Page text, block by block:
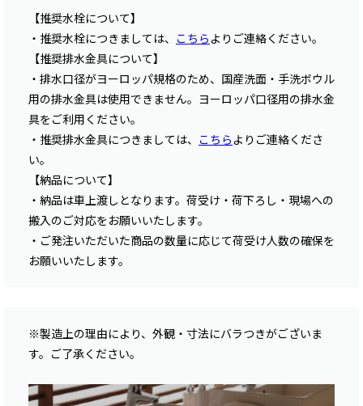
【推奨水栓について】
・推奨水栓につきましては、 こちら よりご連絡ください。
【推奨排水金具について】
・排水口径がヨーロッパ規格のため、国産洗面・手洗ボウル
用の排水金具は使用できません。ヨーロッパ口径用の排水金
具をご利用ください。
・推奨排水金具につきましては、 こちら よりご連絡くださ
い。
【納品について】
・納品は車上渡しとなります。荷受け・荷下ろし・現場への
搬入のご対応をお願いいたします。
・ご発注いただいた商品の数量に応じて荷受け人数の確保を
お願いいたします。
※製造上の理由により、外観・寸法にバラつきがございま
す。ご了承ください。